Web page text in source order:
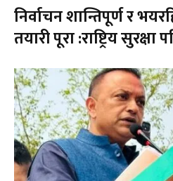
निर्वाचन शान्तिपूर्ण र
तयारी पूरा :राष्ट्रिय सुरक्षा